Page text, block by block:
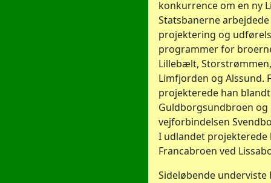
konkurrence om en ny
Statsbanerne
projektering og
programmer for
Lillebælt,
Limfjorden og Alssund.
projekterede han
Guldborgsundbroen
vejforbindelsen
I udlandet projekterede
Francabroen ved
Sideløbende underviste